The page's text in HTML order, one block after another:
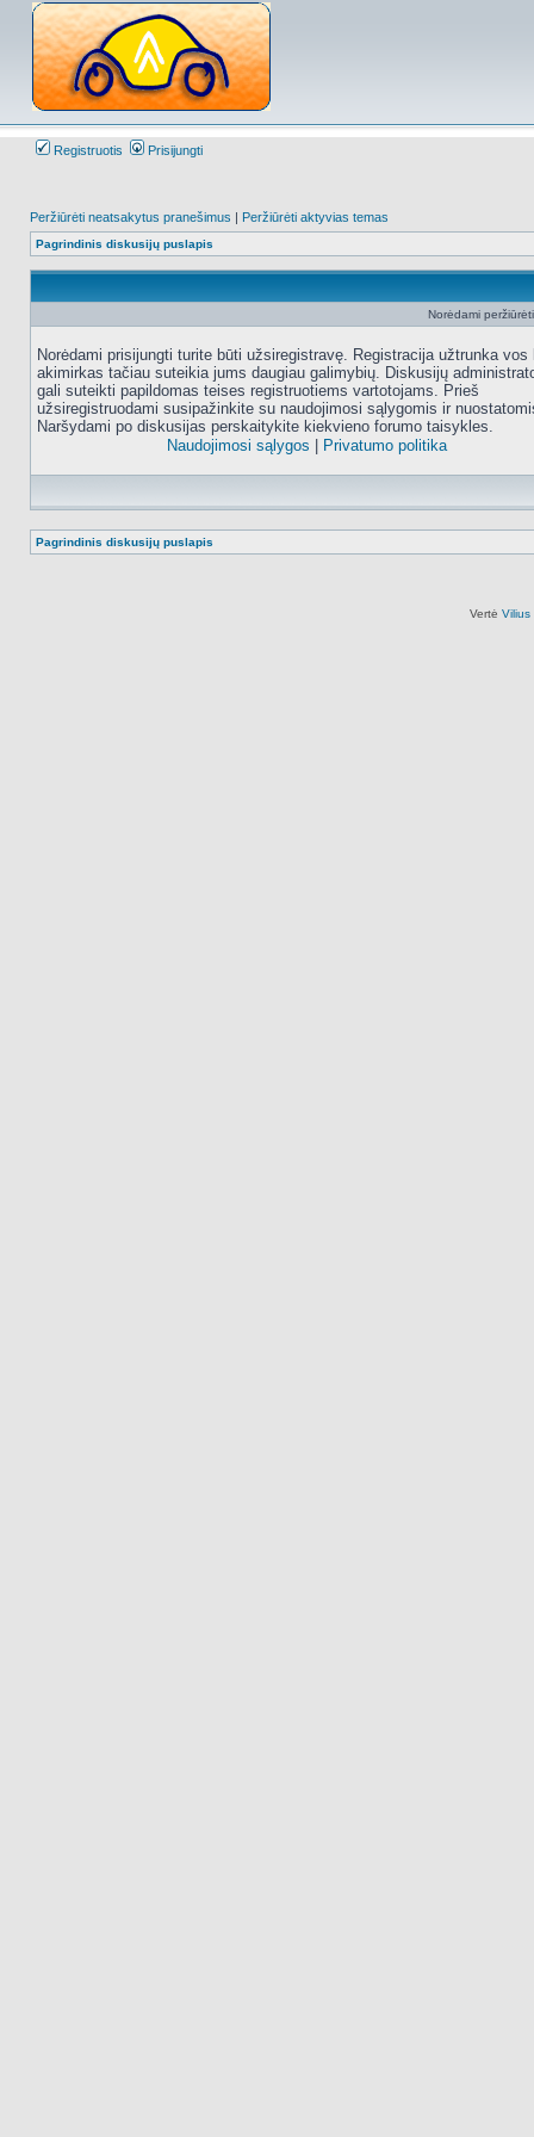
Registruotis Prisijungti
Peržiūrėti neatsakytus pranešimus | Peržiūrėti aktyvias temas
Pagrindinis diskusijų puslapis
Norėdami
Norėdami prisijungti turite būti užsiregistravę. Registracija užtrunka vos
akimirkas tačiau suteikia jums daugiau galimybių. Diskusijų
gali suteikti papildomas teises registruotiems vartotojams. Prieš
užsiregistruodami susipažinkite su naudojimosi sąlygomis ir
Naršydami po diskusijas perskaitykite kiekvieno forumo taisykles.
Naudojimosi sąlygos
Privatumo politika
Pagrindinis diskusijų puslapis
Vertė Vilius